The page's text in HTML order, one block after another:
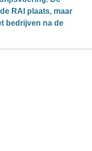
RAI plaats, maar
bedrijven na de